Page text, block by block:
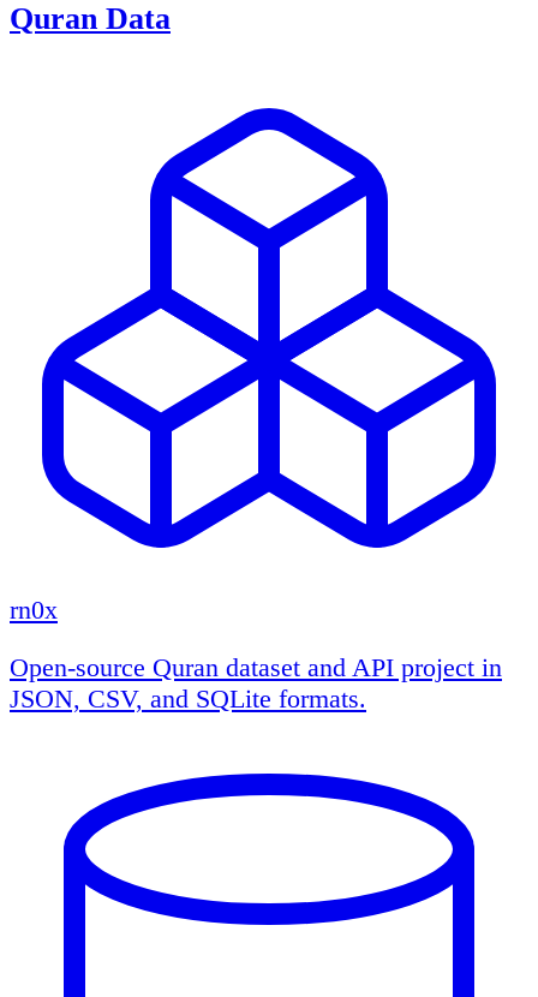
Quran Data
rn0x
Open-source Quran dataset and API project in
JSON, CSV, and SQLite formats.